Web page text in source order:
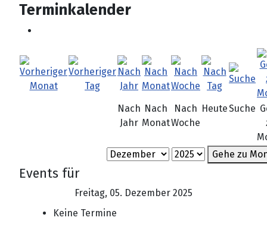
Terminkalender
Nach
Jahr
Nach
Monat
Nach
Woche
HeuteSuche
Gehe zu
Events für
Freitag, 05. Dezember 2025
Keine Termine